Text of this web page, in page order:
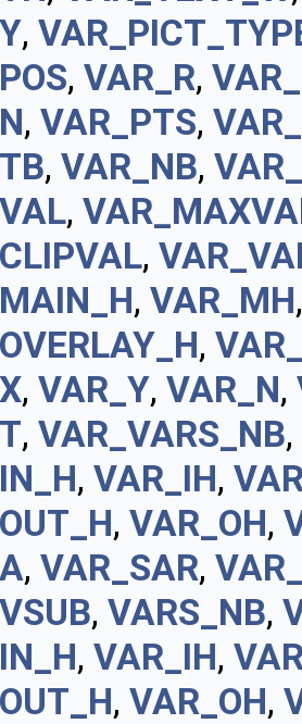
,
, VAR_R,
, VAR_PTS,
, VAR_NB,
,
,
, VAR_MH
,
, VAR_Y, VAR_N,
, VAR_VARS_NB,
, VAR_IH,
, VAR_OH,
, VAR_SAR,
, VARS_NB,
, VAR_IH,
, VAR_OH,